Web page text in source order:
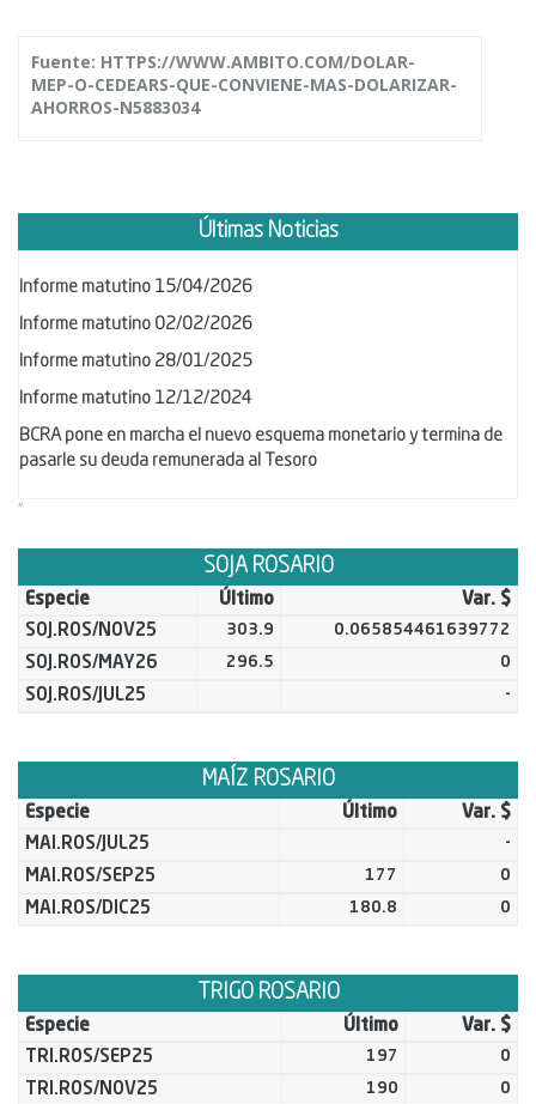
Fuente: HTTPS://WWW.AMBITO.COM/DOLAR-
MEP-O-CEDEARS-QUE-CONVIENE-MAS-DOLARIZAR-
AHORROS-N5883034
Últimas Noticias
Informe matutino 15/04/2026
Informe matutino 02/02/2026
Informe matutino 28/01/2025
Informe matutino 12/12/2024
BCRA pone en marcha el nuevo esquema monetario y termina de
pasarle su deuda remunerada al Tesoro
"
SOJA ROSARIO
Especie Último
Var. $
SOJ.ROS/NOV25
303.9 0.065854461639772
SOJ.ROS/MAY26 296.5 0
SOJ.ROS/JUL25 -
MAÍZ ROSARIO
Especie Último
Var. $
MAI.ROS/JUL25
-
MAI.ROS/SEP25 177 0
MAI.ROS/DIC25 180.8 0
TRIGO ROSARIO
Especie Último
Var. $
TRI.ROS/SEP25
197 0
TRI.ROS/NOV25 190 0